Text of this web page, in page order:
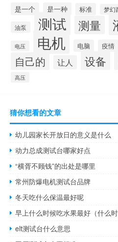
是一个 是一种 标准 梦幻
油泵 测试 测量
电压 电机 电脑 疫情
自己的 让人 设备
高压
猜你想看的文章
幼儿园家长开放日的意义是什么
动力总成测试台哪家好点
“横胥不顾钱”的出处是哪里
常州防爆电机测试台品牌
冬天吃什么保温最好呢
早上什么时候吃水果最好（什么时
elt测试台什么意思